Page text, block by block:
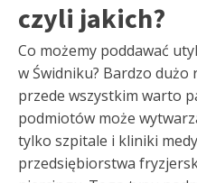
czyli jakich?
Co możemy poddawać
w Świdniku? Bardzo
przede wszystkim warto
podmiotów może
tylko szpitale i kliniki
przedsiębiorstwa